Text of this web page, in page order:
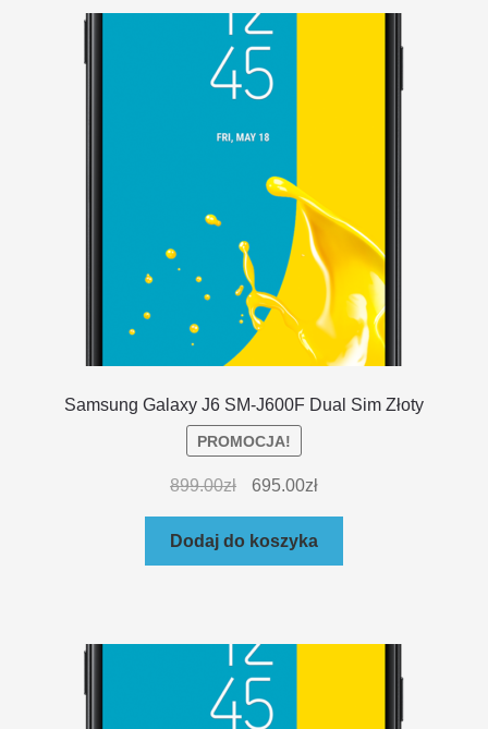
DOSTAWA I ZWROTY
POLITYKA PRYWATNOŚCI
Samsung Galaxy J6 SM-J600F Dual Sim Złoty
PROMOCJA!
899.00zł 695.00zł
Dodaj do koszyka